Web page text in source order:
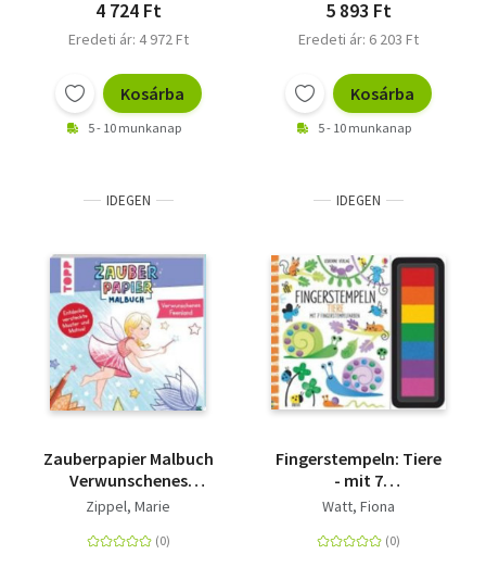
4 724 Ft
Eredeti ár: 4 972 Ft
Kosárba
5 - 10 munkanap
5 893 Ft
Eredeti ár: 6 203 Ft
Kosárba
5 - 10 munkanap
IDEGEN
Zauberpapier Malbuch
Verwunschenes
Feenland - Entdecke
Motive!
Zippel, Marie
IDEGEN
Fingerstempeln: Tiere
- mit 7
Fingerstempelfarben
Watt, Fiona